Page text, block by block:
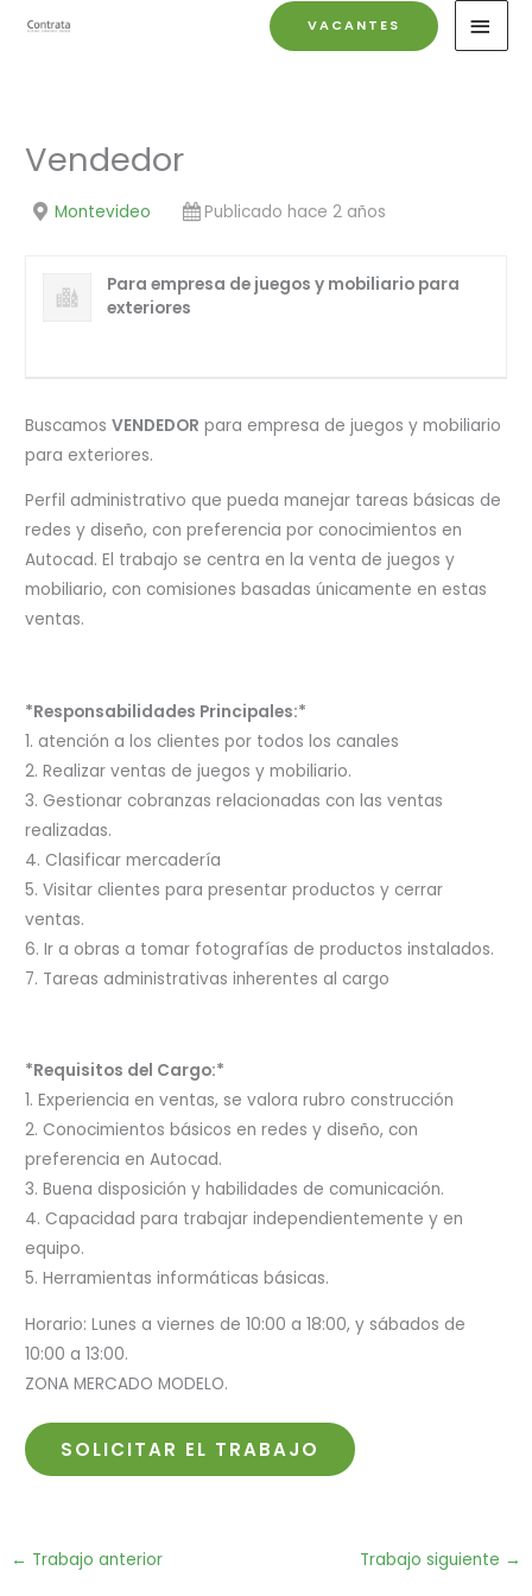
VACANTES
Vendedor
Montevideo Publicado hace 2 años
Para empresa de juegos y mobiliario para
exteriores
BuscamosVENDEDOR para empresa de juegos y mobiliario
para exteriores.
Perfil administrativo que pueda manejar tareas básicas de
redes y diseño, con preferencia por conocimientos en
Autocad. El trabajo se centra en la venta de juegos y
mobiliario, con comisiones basadas únicamente en estas
ventas.
*Responsabilidades Principales:*
1. atención a los clientes por todos los canales
2. Realizar ventas de juegos y mobiliario.
3. Gestionar cobranzas relacionadas con las ventas
realizadas.
4. Clasificar mercadería
5. Visitar clientes para presentar productos y cerrar
ventas.
6. Ir a obras a tomar fotografías de productos instalados.
7. Tareas administrativas inherentes al cargo
*Requisitos del Cargo:*
1. Experiencia en ventas, se valora rubro construcción
2. Conocimientos básicos en redes y diseño, con
preferencia en Autocad.
3. Buena disposición y habilidades de comunicación.
4. Capacidad para trabajar independientemente y en
equipo.
5. Herramientas informáticas básicas.
Horario: Lunes a viernes de 10:00 a 18:00, y sábados de
10:00 a 13:00.
ZONA MERCADO MODELO.
← Trabajo anterior Trabajo siguiente →